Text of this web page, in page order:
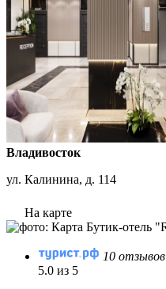
Владивосток
ул. Калинина, д. 114
На карте
10 отзывов
5.0 из 5